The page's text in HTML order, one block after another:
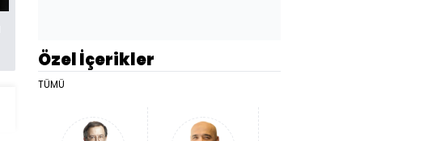
Özel İçerikler
TÜMÜ